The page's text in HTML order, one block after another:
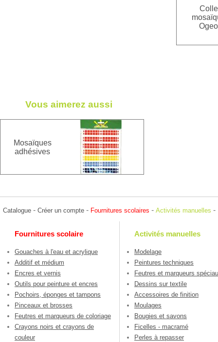
Colle
Ogeo
Vous aimerez aussi
Mosaïques
adhésives
Catalogue - Créer un compte - Fournitures scolaires - Activités manuelles -
Fournitures scolaire
Gouaches à l'eau et acrylique
Additif et médium
Encres et vernis
Outils pour peinture et encres
Pochoirs, éponges et tampons
Pinceaux et brosses
Feutres et marqueurs de coloriage
Crayons noirs et crayons de
couleur
Activités manuelles
Modelage
Peintures techniques
Feutres et marqueurs
Dessins sur textile
Accessoires de finition
Moulages
Bougies et savons
Ficelles - macramé
Perles à repasser